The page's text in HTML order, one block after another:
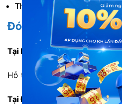
Thế giới di động Tuần Giáo.
Đón/trả và trung
Tại Hà Nội
Hỗ trợ đón/trả tại các điểm
Tại Điện Biên